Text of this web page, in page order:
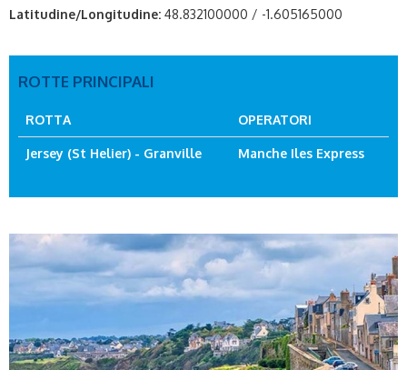
Latitudine/Longitudine: 48.832100000 / -1.605165000
ROTTE PRINCIPALI
ROTTA OPERATORI
Jersey (St Helier) - Granville Manche Iles Express